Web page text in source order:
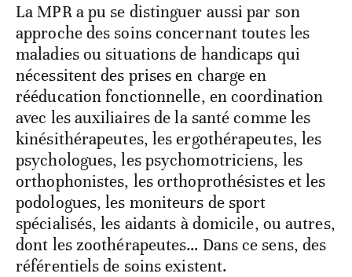
La MPR a pu se distinguer aussi par son
approche des soins concernant toutes les
maladies ou situations de handicaps qui
nécessitent des prises en charge en
rééducation fonctionnelle, en coordination
avec les auxiliaires de la santé comme les
kinésithérapeutes, les ergothérapeutes, les
psychologues, les psychomotriciens, les
orthophonistes, les orthoprothésistes et les
podologues, les moniteurs de sport
spécialisés, les aidants à domicile, ou autres,
dont les zoothérapeutes… Dans ce sens, des
référentiels de soins existent.